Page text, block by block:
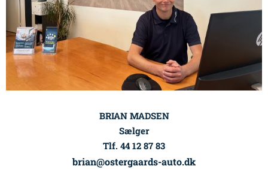
BRIAN MADSEN
Sælger
Tlf. 44 12 87 83
brian@ostergaards-auto.dk